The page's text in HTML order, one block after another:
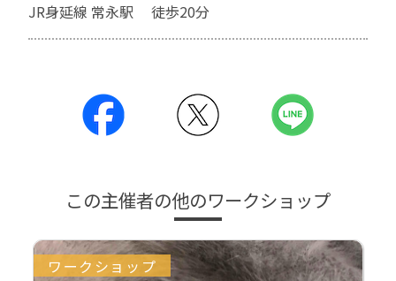
JR身延線 常永駅 徒歩20分
この主催者の他のワークショップ
ワークショップ